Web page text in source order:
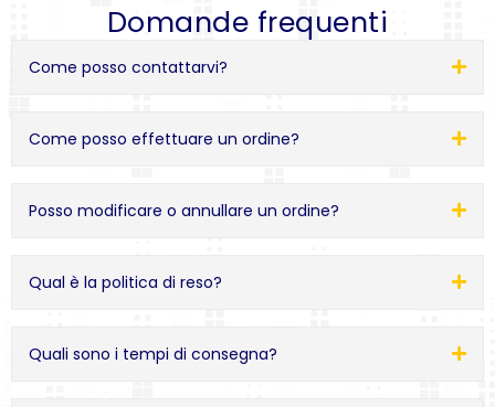
Domande frequenti
Come posso contattarvi?
Come posso effettuare un ordine?
Posso modificare o annullare un ordine?
Qual è la politica di reso?
Quali sono i tempi di consegna?